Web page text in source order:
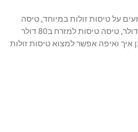
על טיסות זולות במיוחד, טיסה
ללונדון ב40 דולר, טיסה לפראג ב24 דולר, טיסה טיסות למזרח ב80 דולר
איך ואיפה אפשר למצוא טיסות זולות